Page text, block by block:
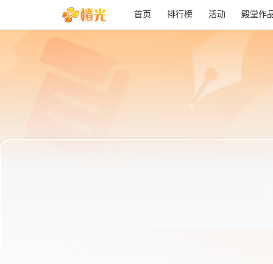
首页 排行榜 活动 殿堂作